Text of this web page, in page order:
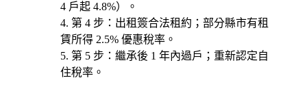
4 戶起 4.8%）。
第 4 步 ：出租簽合法租約 ；部分縣市有租
賃所得 2.5% 優惠稅率。
第 5 步 ： 繼承後 1 年內過戶 ；重新認定自
住稅率。